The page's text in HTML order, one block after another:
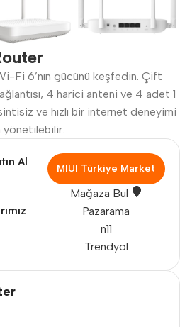
Fi 6’nın gücünü keşfedin. Çift
4 harici anteni ve 4 adet 1
ve hızlı bir internet deneyimi
yönetilebilir.
Al
MIUI Türkiye Market
Mağaza Bul
Trendyol
n11
Pazarama